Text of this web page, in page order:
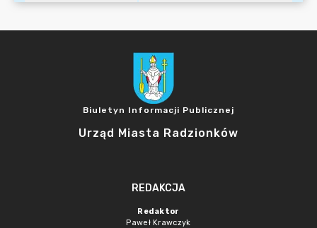
Biuletyn Informacji Publicznej
Urząd Miasta Radzionków
REDAKCJA
Redaktor
Paweł Krawczyk